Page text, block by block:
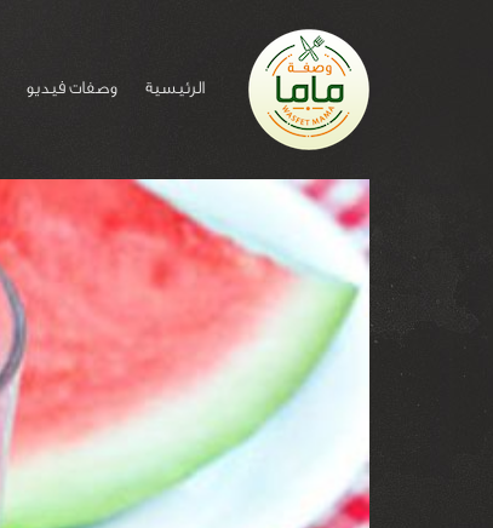
الرئيسية وصفات فيديو